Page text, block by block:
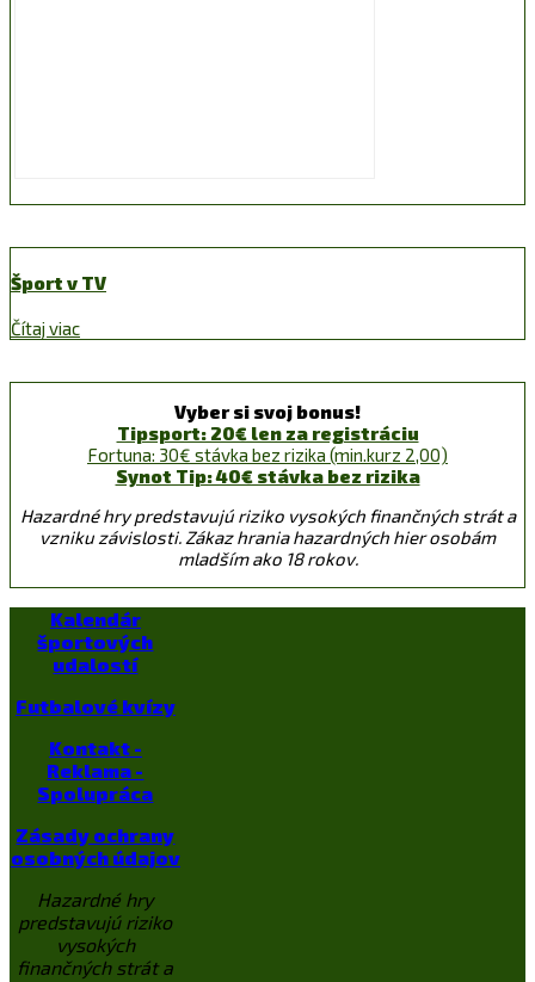
Šport v TV
Čítaj viac
Vyber si svoj bonus!
Tipsport: 20€ len za registráciu
Fortuna: 30€ stávka bez rizika (min.kurz 2,00)
Synot Tip: 40€ stávka bez rizika
Hazardné hry predstavujú riziko vysokých finančných strát a
vzniku závislosti. Zákaz hrania hazardných hier osobám
mladším ako 18 rokov.
Kalendár
športových
udalostí
Futbalové kvízy
Kontakt -
Reklama -
Spolupráca
Zásady ochrany
osobných údajov
Hazardné hry
predstavujú riziko
vysokých
finančných strát a